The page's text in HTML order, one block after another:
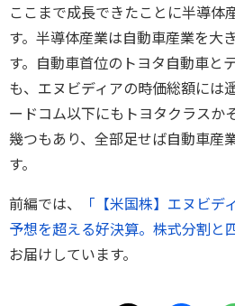
ここまで成長できたことに半導体
す。半導体産業は自動車産業を大
す。自動車首位のトヨタ自動車と
も、エヌビディアの時価総額には
ードコム以下にもトヨタクラスか
幾つもあり、全部足せば自動車産
す。
前編では、
「【米国株】エヌビ
予想を超える好決算。株式分割と
お届けしています。